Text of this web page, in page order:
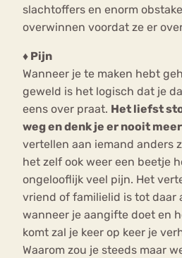
slachtoffers en enorm
overwinnen voordat ze er
♦ Pijn
Wanneer je te maken hebt
geweld is het logisch dat je
eens over praat. Het liefst
weg en denk je er nooit
vertellen aan iemand anders
het zelf ook weer een beetje
ongelooflijk veel pijn. Het
vriend of familielid is tot daar
wanneer je aangifte doet en
komt zal je keer op keer je
Waarom zou je steeds maar